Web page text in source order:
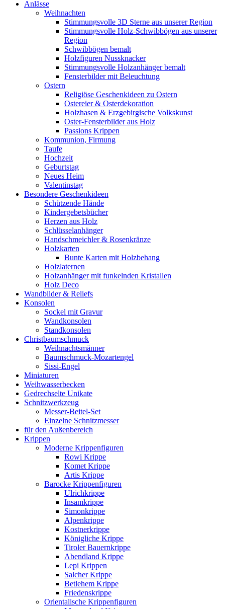
Anlässe
Weihnachten
Stimmungsvolle 3D Sterne aus unserer Region
Stimmungsvolle Holz-Schwibbögen aus unserer
Region
Schwibbögen bemalt
Holzfiguren Nussknacker
Stimmungsvolle Holzanhänger bemalt
Fensterbilder mit Beleuchtung
Ostern
Religiöse Geschenkideen zu Ostern
Ostereier & Osterdekoration
Holzhasen & Erzgebirgische Volkskunst
Oster-Fensterbilder aus Holz
Passions Krippen
Kommunion, Firmung
Taufe
Hochzeit
Geburtstag
Neues Heim
Valentinstag
Besondere Geschenkideen
Schützende Hände
Kindergebetsbücher
Herzen aus Holz
Schlüsselanhänger
Handschmeichler & Rosenkränze
Holzkarten
Bunte Karten mit Holzbehang
Holzlaternen
Holzanhänger mit funkelnden Kristallen
Holz Deco
Wandbilder & Reliefs
Konsolen
Sockel mit Gravur
Wandkonsolen
Standkonsolen
Christbaumschmuck
Weihnachtsmänner
Baumschmuck-Mozartengel
Sissi-Engel
Miniaturen
Weihwasserbecken
Gedrechselte Unikate
Schnitzwerkzeug
Messer-Beitel-Set
Einzelne Schnitzmesser
für den Außenbereich
Krippen
Moderne Krippenfiguren
Rowi Krippe
Komet Krippe
Artis Krippe
Barocke Krippenfiguren
Ulrichkrippe
Insamkrippe
Simonkrippe
Alpenkrippe
Kostnerkrippe
Königliche Krippe
Tiroler Bauernkrippe
Abendland Krippe
Lepi Krippen
Salcher Krippe
Betlehem Krippe
Friedenskrippe
Orientalische Krippenfiguren